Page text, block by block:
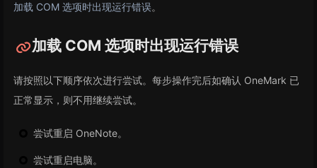
加载 COM 选项时出现运行错误。
加载 COM 选项时出现运行错误
请按照以下顺序依次进行尝试。每步操作完后如确认 OneMark 已
正常显示，则不用继续尝试。
尝试重启 OneNote。
尝试重启电脑。